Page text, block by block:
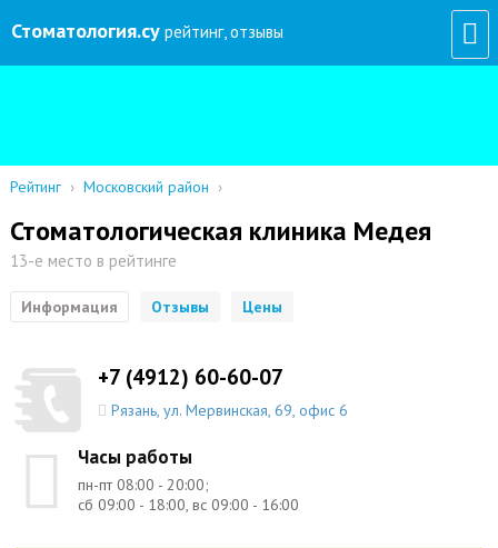
Стоматология.су рейтинг, отзывы
Рейтинг › Московский район ›
Стоматологическая клиника Медея
13-е место в рейтинге
Информация Отзывы Цены
+7 (4912) 60-60-07
Рязань,ул. Мервинская, 69, офис 6
Часы работы
пн-пт 08:00 - 20:00;
сб 09:00 - 18:00, вс 09:00 - 16:00